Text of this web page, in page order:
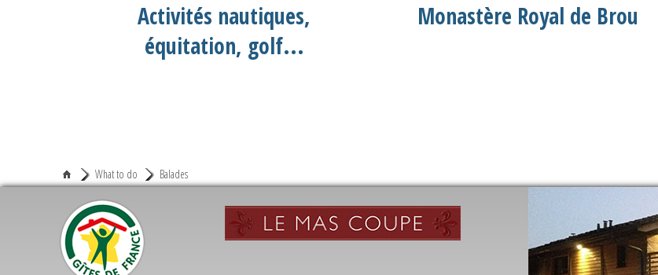
Activités nautiques,
équitation, golf...
Monastère Royal de Brou
What to do Balades